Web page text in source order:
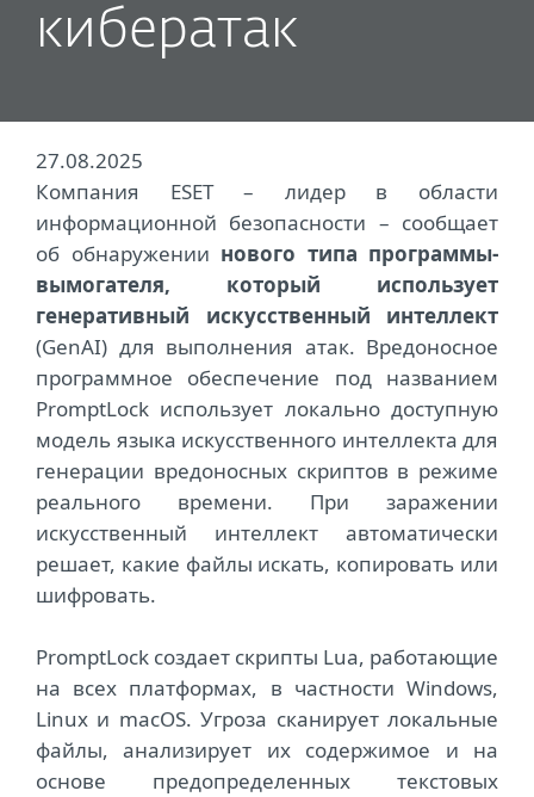
кибератак
27.08.2025
Компания ESET – лидер в области
информационной безопасности – сообщает
об обнаружении нового типа программы-
вымогателя, который использует
генеративный искусственный интеллект
(GenAI) для выполнения атак. Вредоносное
программное обеспечение под названием
PromptLock использует локально доступную
модель языка искусственного интеллекта для
генерации вредоносных скриптов в режиме
реального времени. При заражении
искусственный интеллект автоматически
решает, какие файлы искать, копировать или
шифровать.
PromptLock создает скрипты Lua, работающие
на всех платформах, в частности Windows,
Linux и macOS. Угроза сканирует локальные
файлы, анализирует их содержимое и на
основе предопределенных текстовых